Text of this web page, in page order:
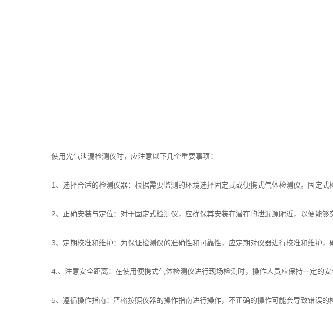
使用光气泄漏检测仪时，应注意以下几个重要事项：
1、选择合适的检测仪器：根据需要监测的环境选择固定式或便携式气体检测仪。固定式
2、正确安装与定位：对于固定式检测仪，应确保其安装在潜在的泄漏源附近，以便能够
3、定期校准和维护：为保证检测仪的准确性和可靠性，应定期对仪器进行校准和维护，
4.、注意安全距离：在使用便携式气体检测仪进行现场检测时，操作人员应保持一定的安
5、遵循操作指南：严格按照仪器的操作指南进行操作，不正确的操作可能会导致错误的